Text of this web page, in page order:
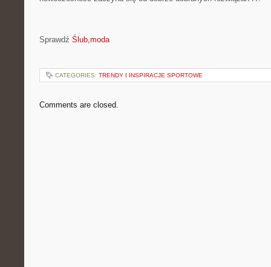
Sprawdź Ślub,moda
CATEGORIES: TRENDY I INSPIRACJE SPORTOWE
Comments are closed.